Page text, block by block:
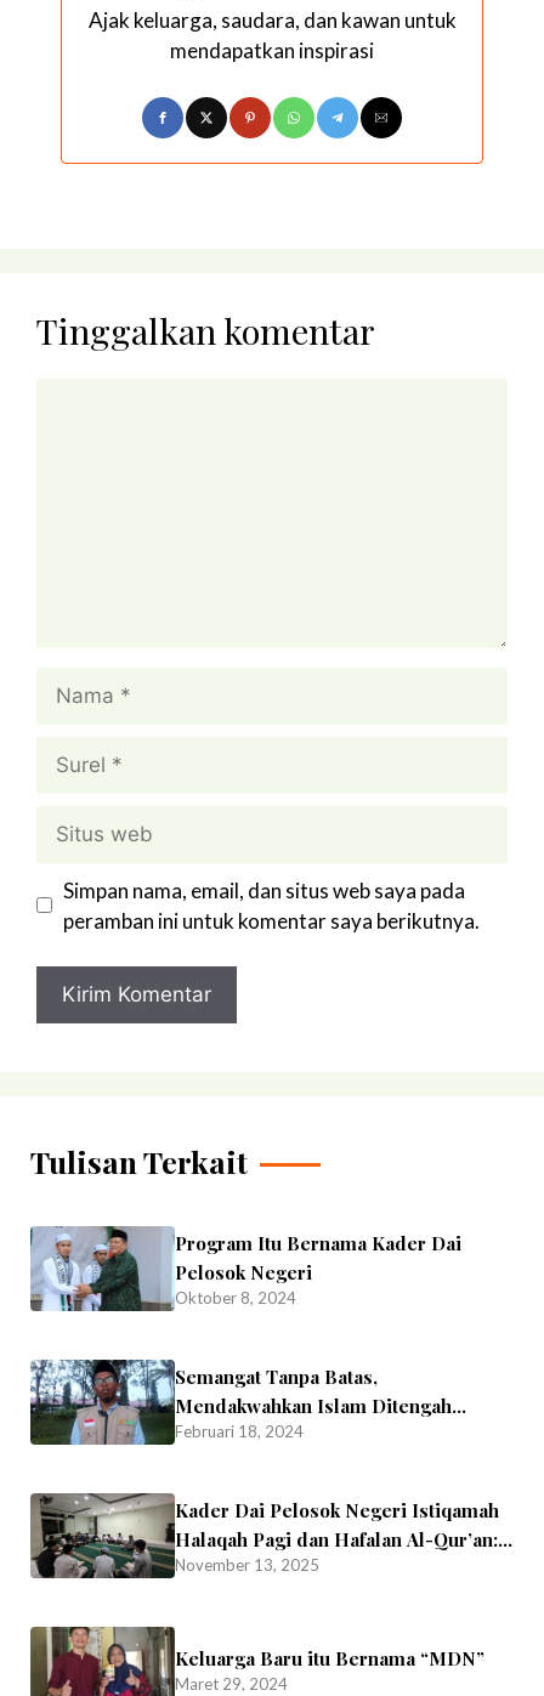
Ajak keluarga, saudara, dan kawan untuk
mendapatkan inspirasi
Tinggalkan komentar
Nama
Surel
Situs
web
Simpan nama, email, dan situs web saya pada
peramban ini untuk komentar saya berikutnya.
Tulisan Terkait
Program Itu Bernama Kader Dai
Pelosok Negeri
Oktober 8, 2024
Semangat Tanpa Batas,
Mendakwahkan Islam Ditengah
Minoritas.
Februari 18, 2024
Kader Dai Pelosok Negeri Istiqamah
Halaqah Pagi dan Hafalan Al-Qur’an:
Menjaga Semangat Dakwah dari Fajar
November 13, 2025
Keluarga Baru itu Bernama “MDN”
Maret 29, 2024